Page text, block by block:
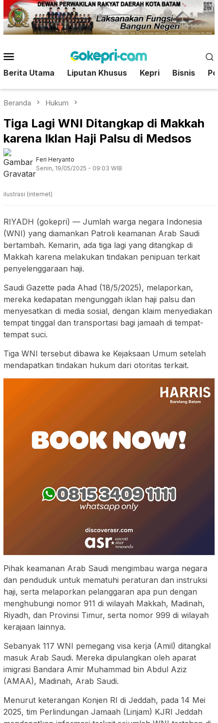
Loncat
ke
konten
Mobile
Berita Utama Liputan Khusus Kepri Bisnis
Beranda Hukum
Tiga Lagi WNI Ditangkap di Makkah
karena Iklan Haji Palsu di Medsos
Feri Heryanto
Senin, 19/05/2025 - 09:03 WIB
ilustrasi (internet)
RIYADH (gokepri) — Jumlah warga negara Indonesia
(WNI) yang diamankan Patroli keamanan Arab Saudi
bertambah. Kemarin, ada tiga lagi yang ditangkap di
Makkah karena melakukan tindakan penipuan terkait
penyelenggaraan haji.
Saudi Gazette pada Ahad (18/5/2025), melaporkan,
mereka kedapatan mengunggah iklan haji palsu dan
menyesatkan di media sosial, dengan klaim menyediakan
tempat tinggal dan transportasi bagi jamaah di tempat-
tempat suci.
Tiga WNI tersebut dibawa ke Kejaksaan Umum setelah
mendapatkan tindakan hukum dari otoritas terkait.
Pihak keamanan Arab Saudi mengimbau warga negara
dan penduduk untuk mematuhi peraturan dan instruksi
haji, serta melaporkan pelanggaran apa pun dengan
menghubungi nomor 911 di wilayah Makkah, Madinah,
Riyadh, dan Provinsi Timur, serta nomor 999 di wilayah
kerajaan lainnya.
Sebanyak 117 WNI pemegang visa kerja (Amil) ditangkal
masuk Arab Saudi. Mereka dipulangkan oleh aparat
imigrasi Bandara Amir Muhammad bin Abdul Aziz
(AMAA), Madinah, Arab Saudi.
Menurut keterangan Konjen RI di Jeddah, pada 14 Mei
2025, tim Perlindungan Jamaah (Linjam) KJRI Jeddah